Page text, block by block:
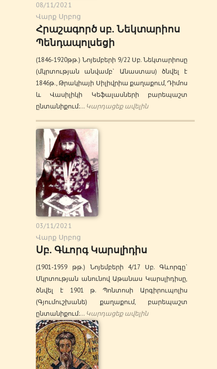
08/11/2021
Վարք Սրբոց
Հրաշագործ սբ. Նեկտարիոս
Պենդապոլսեցի
(1846-1920թթ.) Նոյեմբերի 9/22 Սբ. Նեկտարիոսը
(մկրտության անվամբ` Անաստաս) ծնվել է
1846թ., Թրակիայի Սիլիվրիա քաղաքում, Դիմոս
և Վասիլիկի Կեֆալասների բարեպաշտ
ընտանիքում:… Կարդացեք ավելին
03/11/2021
Վարք Սրբոց
Սբ. Գևորգ Կարսլիդիս
(1901-1959 թթ.) Նոյեմբերի 4/17 Սբ. Գևորգը`
Մկրտության անունով Աթանաս Կարսլիդիսը,
ծնվել է 1901 թ. Պոնտոսի Արգիրուպոլիս
(Գյումուշխանե) քաղաքում, բարեպաշտ
ընտանիքում:… Կարդացեք ավելին